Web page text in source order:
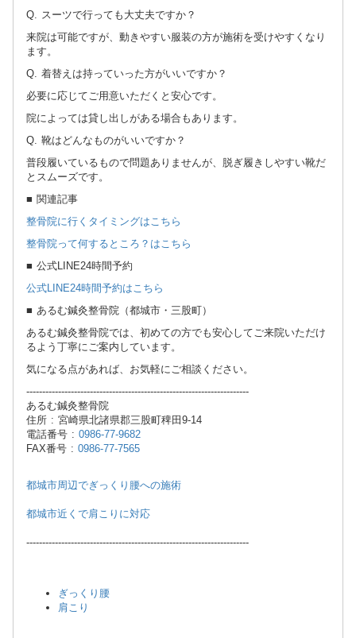
Q. スーツで行っても大丈夫ですか？
来院は可能ですが、動きやすい服装の方が施術を受けやすくなり
ます。
Q. 着替えは持っていった方がいいですか？
必要に応じてご用意いただくと安心です。
院によっては貸し出しがある場合もあります。
Q. 靴はどんなものがいいですか？
普段履いているもので問題ありませんが、脱ぎ履きしやすい靴だ
とスムーズです。
■ 関連記事
整骨院に行くタイミングはこちら
整骨院って何するところ？はこちら
■ 公式LINE24時間予約
公式LINE24時間予約はこちら
■ あるむ鍼灸整骨院（都城市・三股町）
あるむ鍼灸整骨院では、初めての方でも安心してご来院いただけ
るよう丁寧にご案内しています。
気になる点があれば、お気軽にご相談ください。
----------------------------------------------------------------------
あるむ鍼灸整骨院
住所 : 宮崎県北諸県郡三股町稗田9-14
電話番号 : 0986-77-9682
FAX番号 : 0986-77-7565
都城市周辺でぎっくり腰への施術
都城市近くで肩こりに対応
----------------------------------------------------------------------
ぎっくり腰
肩こり